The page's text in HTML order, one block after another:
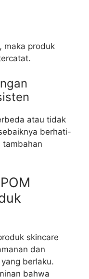
maka produk
atau tidak
berhati-
tambahan
skincare
dan
berlaku.
bahwa